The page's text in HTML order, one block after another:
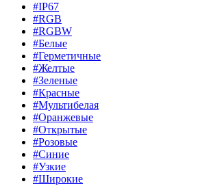
#IP67
#RGB
#RGBW
#Белые
#Герметичные
#Желтые
#Зеленые
#Красные
#Мультибелая
#Оранжевые
#Открытые
#Розовые
#Синие
#Узкие
#Широкие